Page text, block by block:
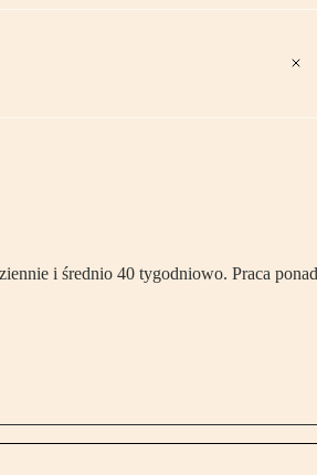
i średnio 40 tygodniowo. Praca